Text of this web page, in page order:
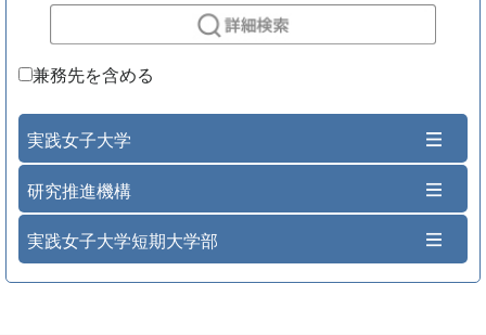
兼務先を含める
実践女子大学
研究推進機構
実践女子大学短期大学部